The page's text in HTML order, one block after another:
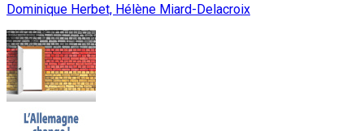
Dominique Herbet, Hélène Miard-Delacroix